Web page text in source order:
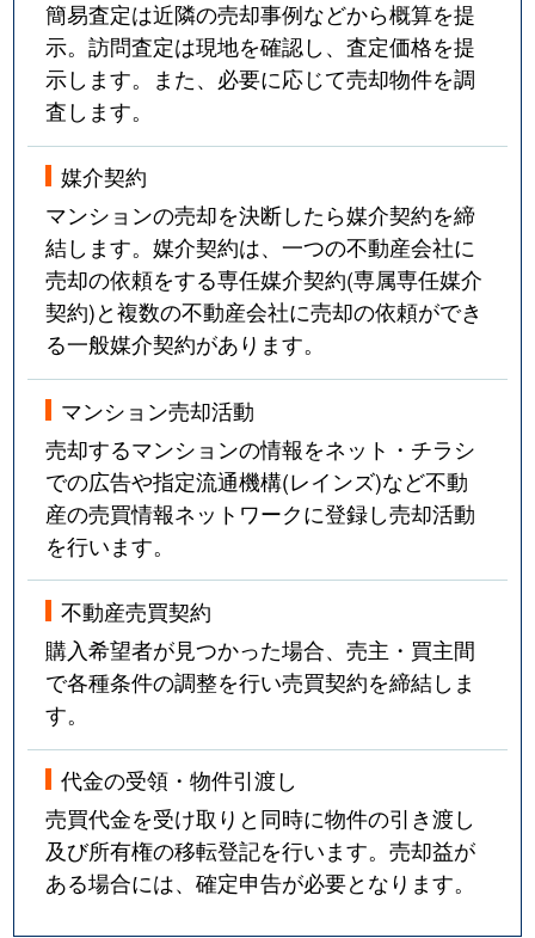
簡易査定は近隣の売却事例などから概算を提
示。訪問査定は現地を確認し、査定価格を提
示します。また、必要に応じて売却物件を調
査します。
媒介契約
マンションの売却を決断したら媒介契約を締
結します。媒介契約は、一つの不動産会社に
売却の依頼をする専任媒介契約(専属専任媒介
契約)と複数の不動産会社に売却の依頼ができ
る一般媒介契約があります。
マンション売却活動
売却するマンションの情報をネット・チラシ
での広告や指定流通機構(レインズ)など不動
産の売買情報ネットワークに登録し売却活動
を行います。
不動産売買契約
購入希望者が見つかった場合、売主・買主間
で各種条件の調整を行い売買契約を締結しま
す。
代金の受領・物件引渡し
売買代金を受け取りと同時に物件の引き渡し
及び所有権の移転登記を行います。売却益が
ある場合には、確定申告が必要となります。